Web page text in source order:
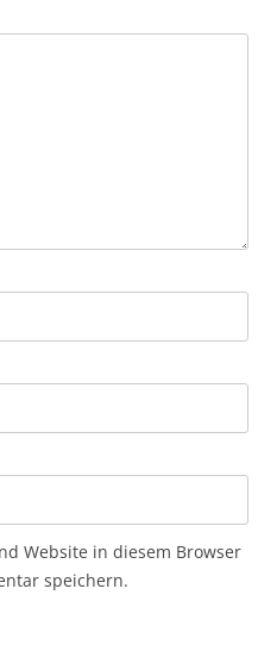
Website in diesem Browser
speichern.